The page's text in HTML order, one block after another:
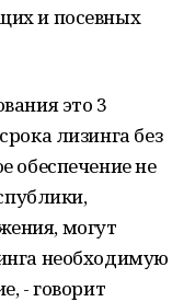
и посевных
это 3
лизинга без
обеспечение не
могут
необходимую
- говорит